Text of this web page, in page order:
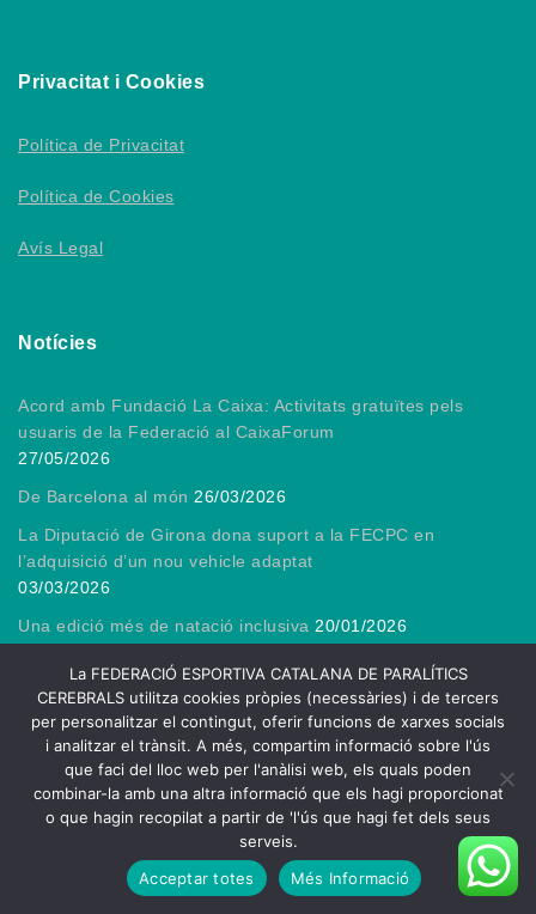
Privacitat i Cookies
Política de Privacitat
Política de Cookies
Avís Legal
Notícies
Acord amb Fundació La Caixa: Activitats gratuïtes pels
usuaris de la Federació al CaixaForum
27/05/2026
De Barcelona al món 26/03/2026
La Diputació de Girona dona suport a la FECPC en
l’adquisició d’un nou vehicle adaptat
03/03/2026
Una edició més de natació inclusiva 20/01/2026
Gràcies, President! 13/01/2026
2026
FECPC – Federació Esportiva Catalana de Persones amb Lesió
Cerebral
| Theme bySpiracle Themes
La FEDERACIÓ ESPORTIVA CATALANA DE PARALÍTICS
CEREBRALS utilitza cookies pròpies (necessàries) i de tercers
per personalitzar el contingut, oferir funcions de xarxes socials
i analitzar el trànsit. A més, compartim informació sobre l'ús
que faci del lloc web per l'anàlisi web, els quals poden
combinar-la amb una altra informació que els hagi proporcionat
o que hagin recopilat a partir de 'l'ús que hagi fet dels seus
serveis.
Acceptar totes
Més Informació